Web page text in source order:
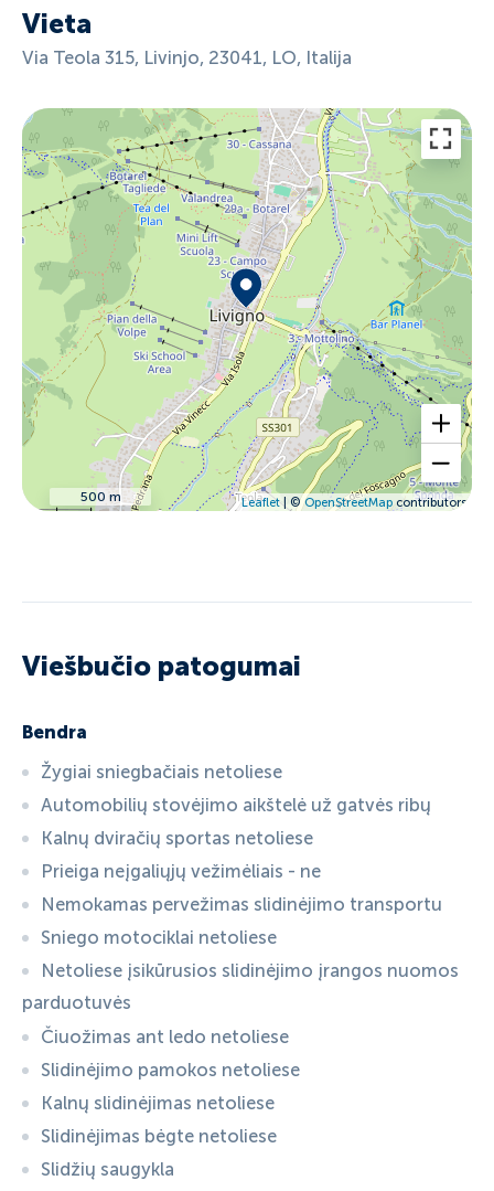
Vieta
Via Teola 315, Livinjo, 23041, LO, Italija
500 m Leaflet| ©OpenStreetMapcontributors
Viešbučio patogumai
Bendra
Žygiai sniegbačiais netoliese
Automobilių stovėjimo aikštelė už gatvės ribų
Kalnų dviračių sportas netoliese
Prieiga neįgaliųjų vežimėliais - ne
Nemokamas pervežimas slidinėjimo transportu
Sniego motociklai netoliese
Netoliese įsikūrusios slidinėjimo įrangos nuomos
parduotuvės
Čiuožimas ant ledo netoliese
Slidinėjimo pamokos netoliese
Kalnų slidinėjimas netoliese
Slidinėjimas bėgte netoliese
Slidžių saugykla